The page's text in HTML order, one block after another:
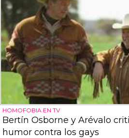
HOMOFOBIA EN TV
Bertín Osborne y Arévalo
humor contra los gays